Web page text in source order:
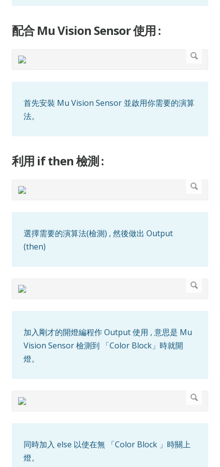
配合 Mu Vision Sensor 使用 :
首先安裝 Mu Vision Sensor 並啟用你需要的演算
法。
利用 if then 檢測 :
選擇需要的演算法(檢測) , 然後做出 Output
(then)
加入剛才的開燈編程作 Output 使用 , 意思是 Mu
Vision Sensor 檢測到 「Color Block」時就開
燈。
同時加入 else 以使在無 「Color Block 」時關上
燈。